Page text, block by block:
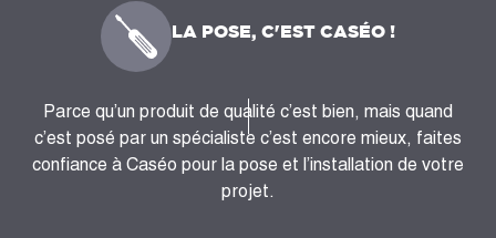
LA POSE, C'EST CASÉO !
Parce qu’un produit de qualité c’est bien, mais quand
c’est posé par un spécialiste c’est encore mieux, faites
confiance à Caséo pour la pose et l’installation de votre
projet.